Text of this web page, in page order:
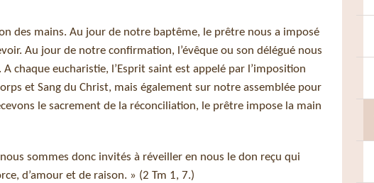
des mains. Au jour de notre baptême, le prêtre nous a imposé
Au jour de notre confirmation, l’évêque ou son délégué nous
chaque eucharistie, l’Esprit saint est appelé par l’imposition
et Sang du Christ, mais également sur notre assemblée pour
le sacrement de la réconciliation, le prêtre impose la main
sommes donc invités à réveiller en nous le don reçu qui
d’amour et de raison. » (2 Tm 1, 7.)